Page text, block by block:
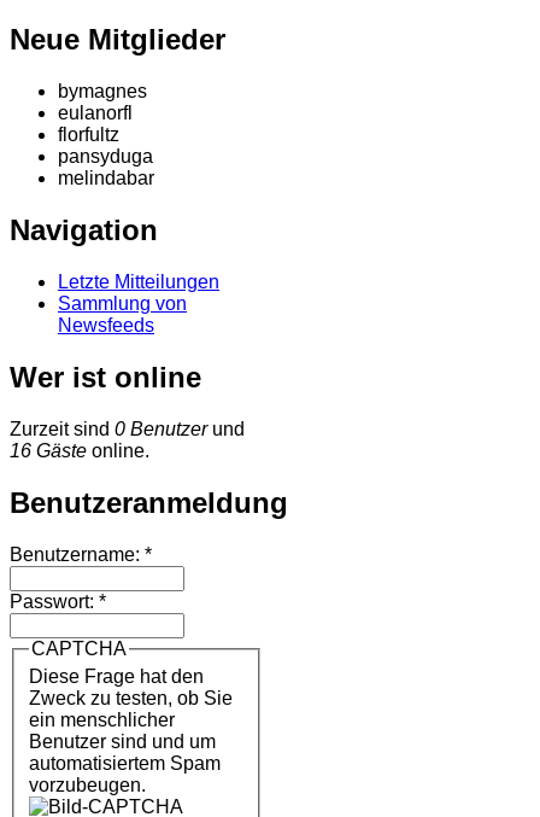
Neue Mitglieder
bymagnes
eulanorfl
florfultz
pansyduga
melindabar
Navigation
Letzte Mitteilungen
Sammlung von
Newsfeeds
Wer ist online
Zurzeit sind 0 Benutzerund
16 Gäste online.
Benutzeranmeldung
Benutzername: *
Passwort: *
CAPTCHA
Diese Frage hat den
Zweck zu testen, ob Sie
ein menschlicher
Benutzer sind und um
automatisiertem Spam
vorzubeugen.